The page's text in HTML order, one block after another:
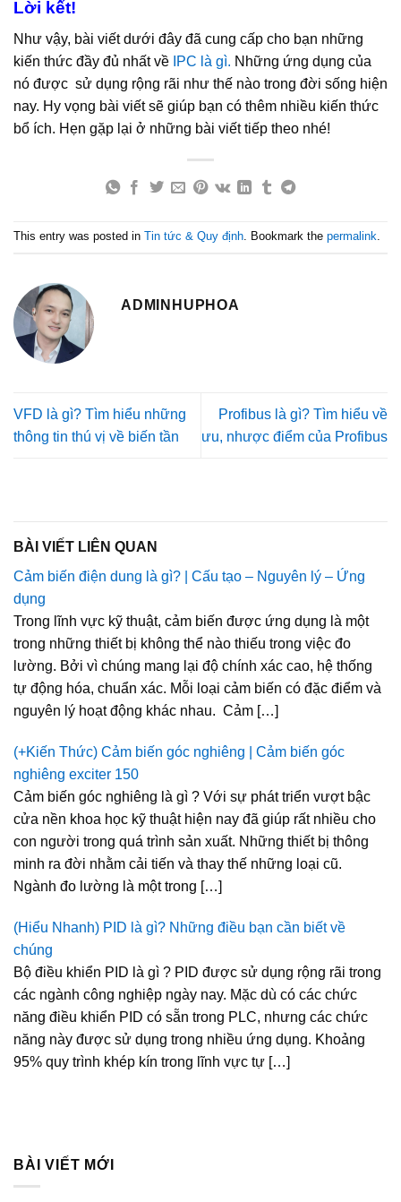
Lời kết!
Như vậy, bài viết dưới đây đã cung cấp cho bạn những
kiến thức đầy đủ nhất về IPC là gì. Những ứng dụng của
nó được sử dụng rộng rãi như thế nào trong đời sống hiện
nay. Hy vọng bài viết sẽ giúp bạn có thêm nhiều kiến thức
bổ ích. Hẹn gặp lại ở những bài viết tiếp theo nhé!
This entry was posted in Tin tức & Quy định . Bookmark the permalink
ADMINHUPHOA
VFD là gì? Tìm hiểu những
thông tin thú vị về biến tần
Profibus là gì? Tìm hiểu về
ưu, nhược điểm của Profibus
BÀI VIẾT LIÊN QUAN
Cảm biến điện dung là gì? | Cấu tạo – Nguyên lý – Ứng
dụng
Trong lĩnh vực kỹ thuật, cảm biến được ứng dụng là một
trong những thiết bị không thể nào thiếu trong việc đo
lường. Bởi vì chúng mang lại độ chính xác cao, hệ thống
tự động hóa, chuẩn xác. Mỗi loại cảm biến có đặc điểm và
nguyên lý hoạt động khác nhau. Cảm […]
(+Kiến Thức) Cảm biến góc nghiêng | Cảm biến góc
nghiêng exciter 150
Cảm biến góc nghiêng là gì ? Với sự phát triển vượt bậc
cửa nền khoa học kỹ thuật hiện nay đã giúp rất nhiều cho
con người trong quá trình sản xuất. Những thiết bị thông
minh ra đời nhằm cải tiến và thay thế những loại cũ.
Ngành đo lường là một trong […]
(Hiểu Nhanh) PID là gì? Những điều bạn cần biết về
chúng
Bộ điều khiển PID là gì ? PID được sử dụng rộng rãi trong
các ngành công nghiệp ngày nay. Mặc dù có các chức
năng điều khiển PID có sẵn trong PLC, nhưng các chức
năng này được sử dụng trong nhiều ứng dụng. Khoảng
95% quy trình khép kín trong lĩnh vực tự […]
BÀI VIẾT MỚI